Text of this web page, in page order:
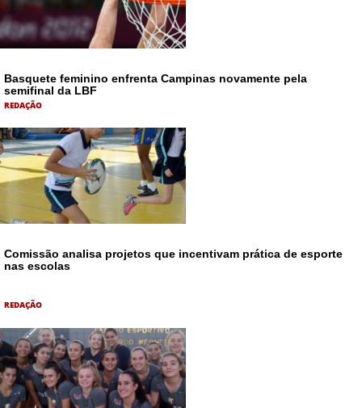
Basquete feminino enfrenta Campinas novamente pela
semifinal da LBF
REDAÇÃO
Comissão analisa projetos que incentivam prática de esporte
nas escolas
REDAÇÃO